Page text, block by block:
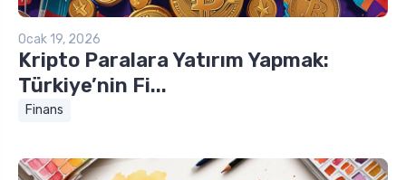
Ocak 19, 2026
Kripto Paralara Yatırım Yapmak:
Türkiye’nin Fi...
Finans